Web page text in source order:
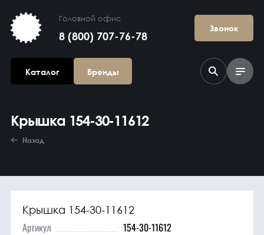
Головной офис
8 (800) 707-76-78
Звонок
Каталог Бренды
Агрегаты в
сборе
Крышка 154-30-11612
Назад
Крышка 154-30-11612
Артикул 154-30-11612